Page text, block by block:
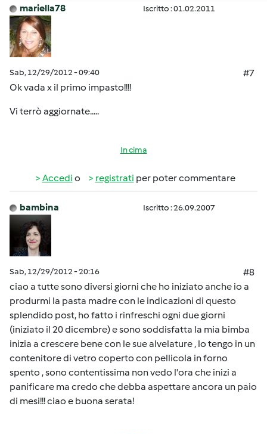
mariella78 Iscritto : 01.02.2011
Sab, 12/29/2012 - 09:40
#7
Ok vada x il primo impasto!!!!
Vi terrò aggiornate.....
In cima
Accedi o registrati per poter commentare
bambina Iscritto : 26.09.2007
Sab, 12/29/2012 - 20:16
#8
ciao a tutte sono diversi giorni che ho iniziato anche io a
produrmi la pasta madre con le indicazioni di questo
splendido post, ho fatto i rinfreschi ogni due giorni
(iniziato il 20 dicembre) e sono soddisfatta la mia bimba
inizia a crescere bene con le sue alvelature , lo tengo in un
contenitore di vetro coperto con pellicola in forno
spento , sono contentissima non vedo l'ora che inizi a
panificare ma credo che debba aspettare ancora un paio
di mesi!!! ciao e buona serata!